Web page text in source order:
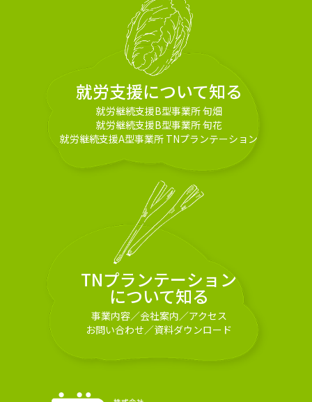
就労支援について知る
就労継続支援B型事業所 旬畑
就労継続支援B型事業所 旬花
就労継続支援A型事業所 TNプランテーション
TNプランテーション
について知る
事業内容／会社案内／アクセス
お問い合わせ／資料ダウンロード